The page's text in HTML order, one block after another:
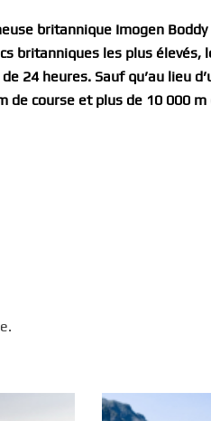
britannique Imogen
britanniques les plus élevés,
24 heures. Sauf qu’au lieu
de course et plus de 10 000